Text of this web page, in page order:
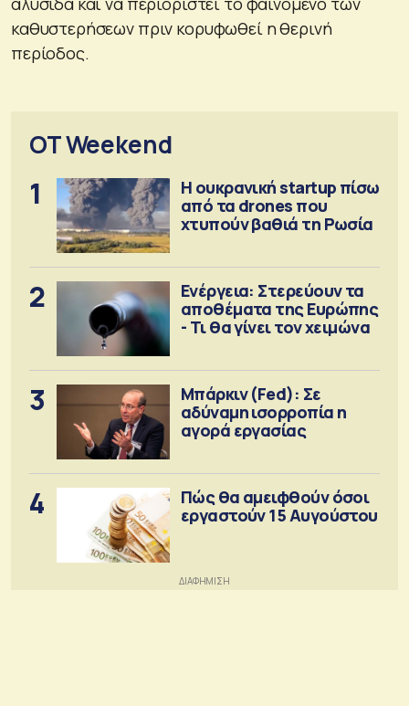
καθυστερήσεων πριν κορυφωθεί η θερινή
περίοδος.
OT Weekend
1
Η ουκρανική startup πίσω
από τα drones που
χτυπούν βαθιά τη Ρωσία
2
Ενέργεια: Στερεύουν τα
αποθέματα της Ευρώπης
- Τι θα γίνει τον χειμώνα
3
Μπάρκιν (Fed): Σε
αδύναμη ισορροπία η
αγορά εργασίας
4
Πώς θα αμειφθούν όσοι
εργαστούν 15 Αυγούστου